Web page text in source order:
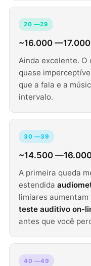
20 —29
~16.000
Ainda excelente. O
quase
que a fala e a
intervalo.
30 —39
~14.500
A primeira queda
estendida
limiares
teste auditivo on-
antes que você
40 —49